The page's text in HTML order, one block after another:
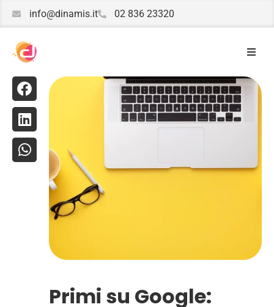
info@dinamis.it 02 836 23320
Primi su Google: